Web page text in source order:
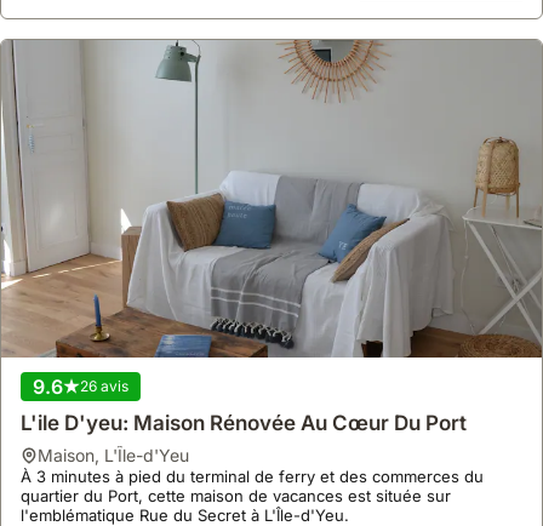
9.6 26 avis
L'ile D'yeu: Maison Rénovée Au Cœur Du Port
maison, L'Île-d'Yeu
À 3 minutes à pied du terminal de ferry et des commerces du
quartier du Port, cette maison de vacances est située sur
l'emblématique Rue du Secret à L'Île-d'Yeu.